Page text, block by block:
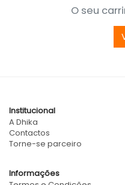
O seu
Institucional
A Dhika
Contactos
Torne-se parceiro
Informações